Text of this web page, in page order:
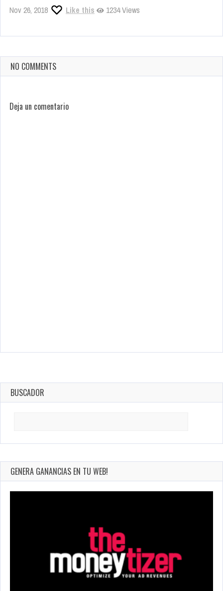
Nov 26, 2018 Like this 1234 Views
NO COMMENTS
Deja un comentario
BUSCADOR
GENERA GANANCIAS EN TU WEB!